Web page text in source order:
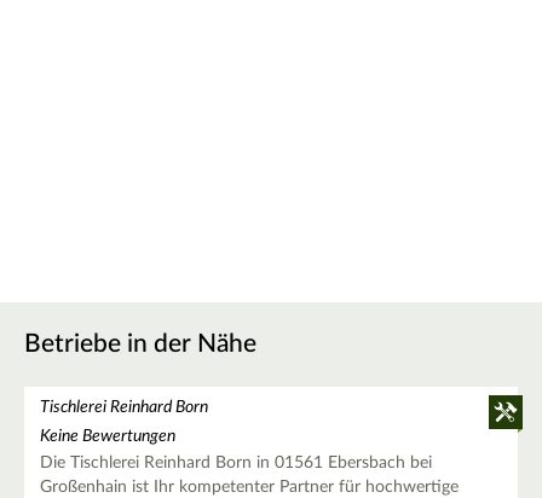
Betriebe in der Nähe
Tischlerei Reinhard Born
Keine Bewertungen
Die Tischlerei Reinhard Born in 01561 Ebersbach bei
Großenhain ist Ihr kompetenter Partner für hochwertige